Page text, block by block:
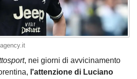
, nei giorni di avvicinamento
l'attenzione di Luciano